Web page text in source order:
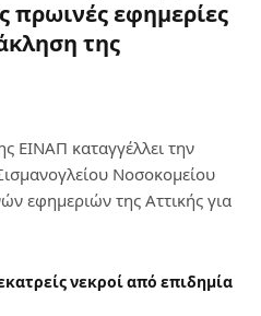
πρωινές εφημερίες
της
ΕΙΝΑΠ καταγγέλλει την
Νοσοκομείου
εφημεριών της Αττικής για
νεκροί από επιδημία